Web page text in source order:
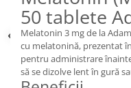
50 tablete
Melatonin 3 mg de la
cu melatonină, prezentat
pentru administrare
să se dizolve lent în gură